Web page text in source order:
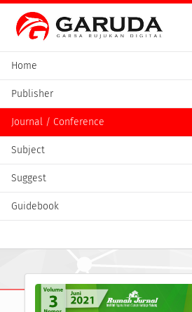
Home
Publisher
Journal / Conference
Subject
Suggest
Guidebook